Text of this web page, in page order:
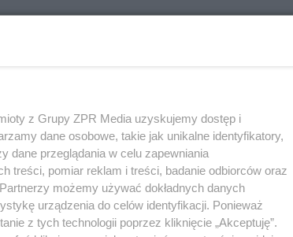
z Grupy ZPR Media uzyskujemy dostęp i
dane osobowe, takie jak unikalne identyfikatory,
dane przeglądania w celu zapewniania
treści, pomiar reklam i treści, badanie odbiorców oraz
możemy używać dokładnych danych
urządzenia do celów identyfikacji. Ponieważ
z tych technologii poprzez kliknięcie „Akceptuję”.